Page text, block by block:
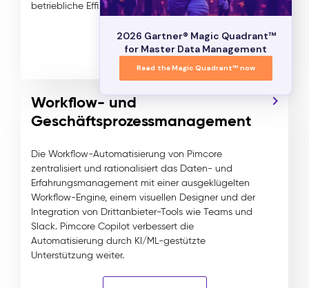
betriebliche Effizienz und Konsistenz verbessert.
Weitere Details
Workflow- und
Geschäftsprozessmanagement
Die Workflow-Automatisierung von Pimcore
zentralisiert und rationalisiert das Daten- und
Erfahrungsmanagement mit einer ausgeklügelten
Workflow-Engine, einem visuellen Designer und der
Integration von Drittanbieter-Tools wie Teams und
Slack. Pimcore Copilot verbessert die
Automatisierung durch KI/ML-gestützte
Unterstützung weiter.
2026 Gartner® Magic Quadrant™
for Master Data Management
Read the Magic Quadrant™ now